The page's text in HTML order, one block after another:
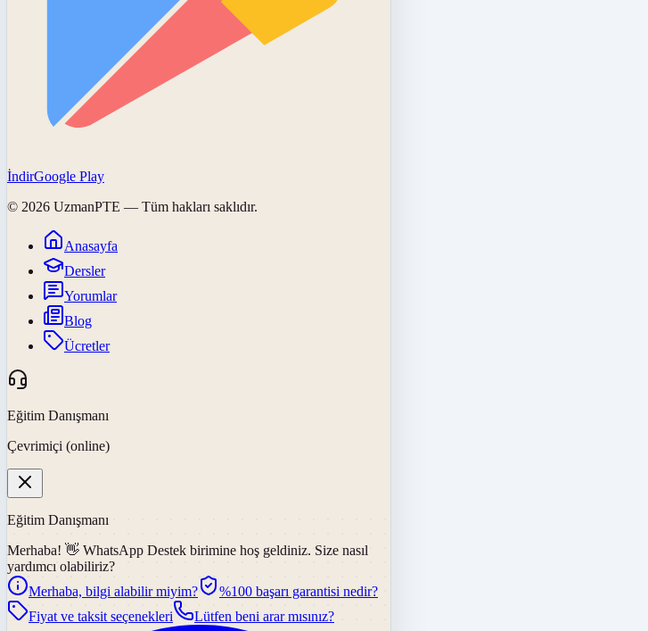
İndirGoogle Play
© 2026 UzmanPTE — Tüm hakları saklıdır.
Anasayfa
Dersler
Yorumlar
Blog
Ücretler
Eğitim Danışmanı
Çevrimiçi (online)
Eğitim Danışmanı
Merhaba! 👋 WhatsApp Destek birimine hoş geldiniz. Size nasıl
yardımcı olabiliriz?
Merhaba, bilgi alabilir miyim?
%100 başarı garantisi nedir?
Fiyat ve taksit seçenekleri
Lütfen beni arar mısınız?